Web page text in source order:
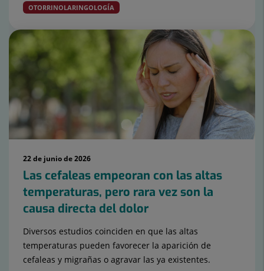
OTORRINOLARINGOLOGÍA
22 de junio de 2026
Las cefaleas empeoran con las altas
temperaturas, pero rara vez son la
causa directa del dolor
Diversos estudios coinciden en que las altas
temperaturas pueden favorecer la aparición de
cefaleas y migrañas o agravar las ya existentes.